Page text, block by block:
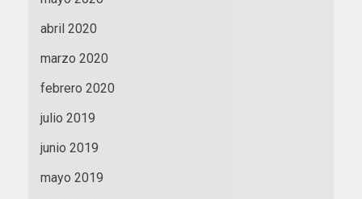
abril 2020
marzo 2020
febrero 2020
julio 2019
junio 2019
mayo 2019